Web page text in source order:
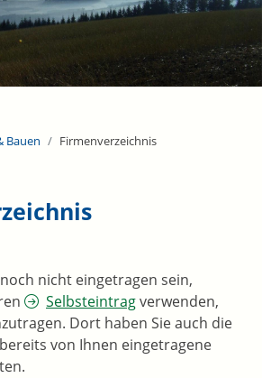
Bauen Firmenverzeichnis
nicht eingetragen sein,
Selbsteintragverwenden,
Dort haben Sie auch die
von Ihnen eingetragene